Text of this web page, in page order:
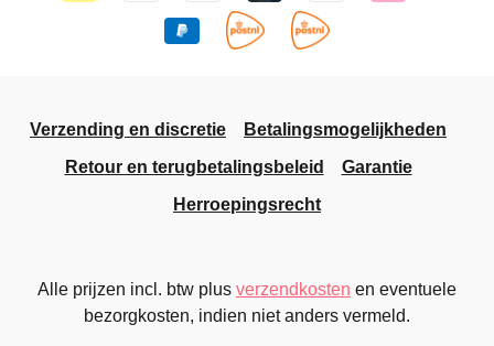
Verzending en discretie
Betalingsmogelijkheden
Retour en terugbetalingsbeleid
Garantie
Herroepingsrecht
Alle prijzen incl. btw plus verzendkosten en eventuele
bezorgkosten, indien niet anders vermeld.